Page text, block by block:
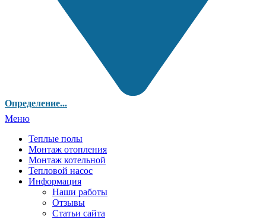
Определение...
Меню
Теплые полы
Монтаж отопления
Монтаж котельной
Тепловой насос
Информация
Наши работы
Отзывы
Статьи сайта